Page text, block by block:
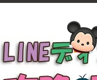
LINEディズ
支持率No1！痒いところ
セレクト情報をいち早く
0％楽しめるサイトを目指